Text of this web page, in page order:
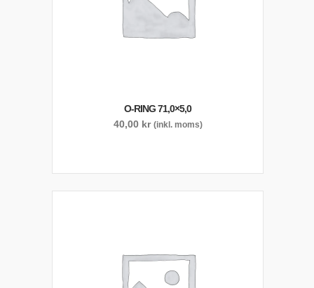
O-RING 71,0×5,0
40,00 kr (inkl. moms)